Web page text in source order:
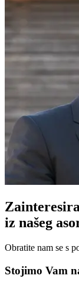
iz našeg
Obratite nam se s
Stojimo Vam